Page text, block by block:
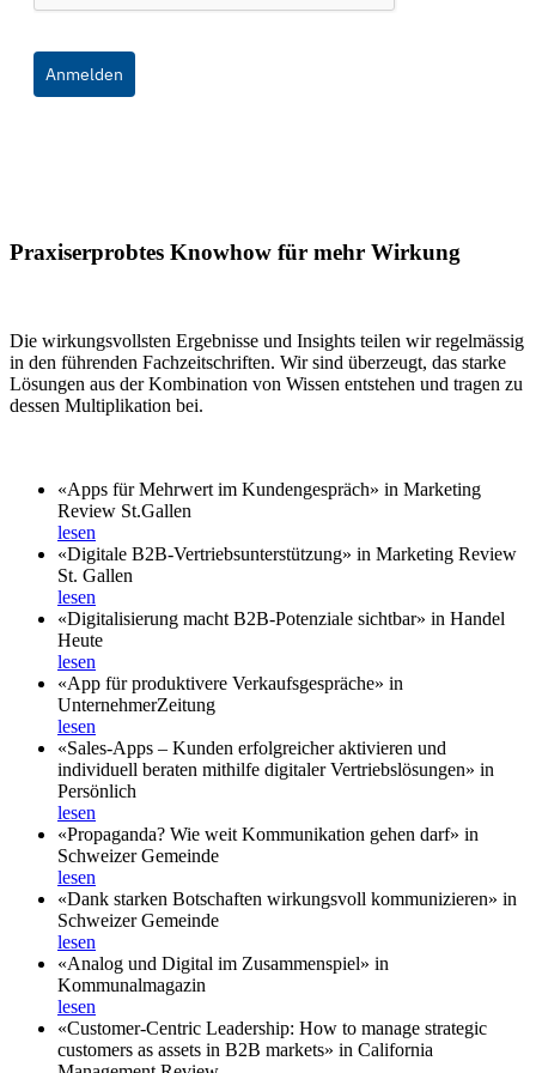
Anmelden
Praxiserprobtes Knowhow für mehr Wirkung
Die wirkungsvollsten Ergebnisse und Insights teilen wir regelmässig
in den führenden Fachzeitschriften. Wir sind überzeugt, das starke
Lösungen aus der Kombination von Wissen entstehen und tragen zu
dessen Multiplikation bei.
«Apps für Mehrwert im Kundengespräch» in Marketing
Review St.Gallen
lesen
«Digitale B2B-Vertriebsunterstützung» in Marketing Review
St. Gallen
lesen
«Digitalisierung macht B2B-Potenziale sichtbar» in Handel
Heute
lesen
«App für produktivere Verkaufsgespräche» in
UnternehmerZeitung
lesen
«Sales-Apps – Kunden erfolgreicher aktivieren und
individuell beraten mithilfe digitaler Vertriebslösungen» in
Persönlich
lesen
«Propaganda? Wie weit Kommunikation gehen darf» in
Schweizer Gemeinde
lesen
«Dank starken Botschaften wirkungsvoll kommunizieren» in
Schweizer Gemeinde
lesen
«Analog und Digital im Zusammenspiel» in
Kommunalmagazin
lesen
«Customer-Centric Leadership: How to manage strategic
customers as assets in B2B markets» in California